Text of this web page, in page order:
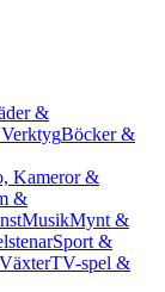
&
Böcker &
Kameror &
&
MusikMynt &
Sport &
TV-spel &